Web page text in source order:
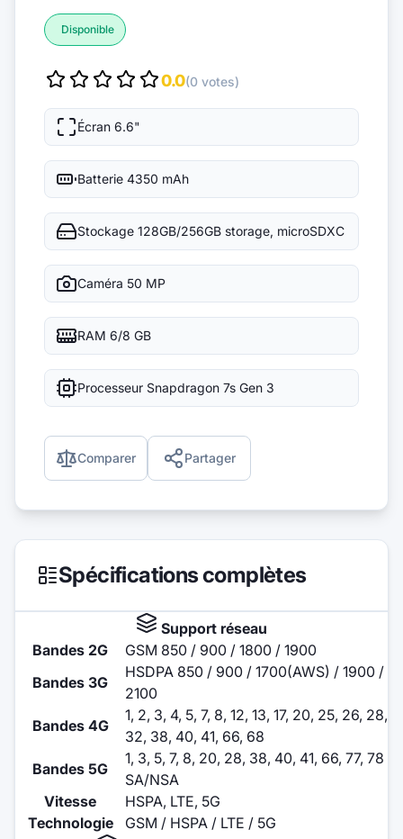
Disponible
0.0(0 votes)
Écran 6.6"
Batterie 4350 mAh
Stockage 128GB/256GB storage, microSDXC
Caméra 50 MP
RAM 6/8 GB
Processeur Snapdragon 7s Gen 3
Comparer Partager
Spécifications complètes
Support réseau
Bandes 2G
GSM 850 / 900 / 1800 / 1900
Bandes 3G
HSDPA 850 / 900 / 1700(AWS) / 1900 /
2100
Bandes 4G
1, 2, 3, 4, 5, 7, 8, 12, 13, 17, 20, 25, 26, 28,
32, 38, 40, 41, 66, 68
Bandes 5G
1, 3, 5, 7, 8, 20, 28, 38, 40, 41, 66, 77, 78
SA/NSA
Vitesse
HSPA, LTE, 5G
Technologie
GSM / HSPA / LTE / 5G